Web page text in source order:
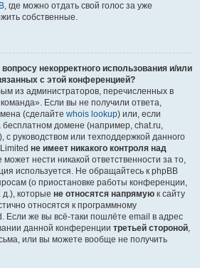
, где можно отдать свой голос за уже
собственные.
некорректного использования и/или
с этой конференцией?
из администраторов, перечисленных в
Если вы не получили ответа,
(сделайте whois lookup) или, если
домене (например, chat.ru,
с руководством или техподдержкой данного
не имеет никакого контроля над
может нести никакой ответственности за то,
используется. Не обращайтесь к phpBB
(о приостановке работы конференции,
д.), которые не относятся напрямую к сайту
относятся к программному
Если же вы всё-таки пошлёте email в адрес
данной конференции третьей стороной,
или вы можете вообще не получить